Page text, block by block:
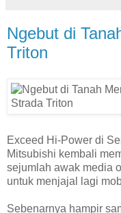
Ngebut di
Triton
Exceed Hi-Power di
Mitsubishi kembali
sejumlah awak media
untuk menjajal lagi
Sebenarnya hampir